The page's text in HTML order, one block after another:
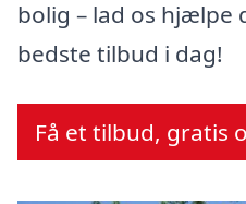
bolig – lad os hjælpe
bedste tilbud i dag!
Få et tilbud, gratis